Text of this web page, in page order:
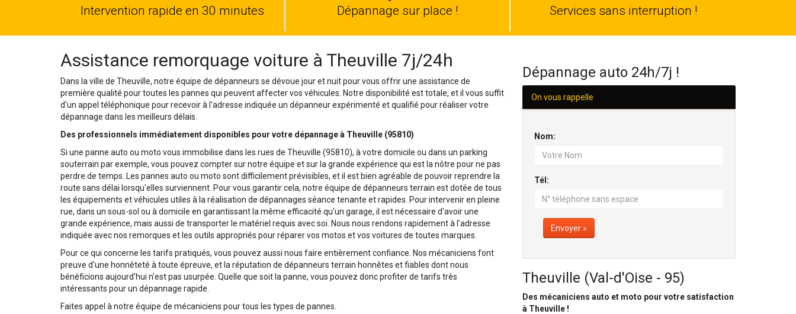
Intervention rapide en 30 minutes
auto
Dépannage sur place !
24
H/24
Services sans interruption !
Assistance remorquage voiture à Theuville 7j/24h
Dans la ville de Theuville, notre équipe de dépanneurs se dévoue jour et nuit pour vous offrir une assistance de
première qualité pour toutes les pannes qui peuvent affecter vos véhicules. Notre disponibilité est totale, et il vous suffit
d'un appel téléphonique pour recevoir à l'adresse indiquée un dépanneur expérimenté et qualifié pour réaliser votre
dépannage dans les meilleurs délais.
Des professionnels immédiatement disponibles pour votre dépannage à Theuville (95810)
Si une panne auto ou moto vous immobilise dans les rues de Theuville (95810), à votre domicile ou dans un parking
souterrain par exemple, vous pouvez compter sur notre équipe et sur la grande expérience qui est la nôtre pour ne pas
perdre de temps. Les pannes auto ou moto sont difficilement prévisibles, et il est bien agréable de pouvoir reprendre la
route sans délai lorsqu'elles surviennent. Pour vous garantir cela, notre équipe de dépanneurs terrain est dotée de tous
les équipements et véhicules utiles à la réalisation de dépannages séance tenante et rapides. Pour intervenir en pleine
rue, dans un sous-sol ou à domicile en garantissant la même efficacité qu'un garage, il est nécessaire d'avoir une
grande expérience, mais aussi de transporter le matériel requis avec soi. Nous nous rendons rapidement à l'adresse
indiquée avec nos remorques et les outils appropriés pour réparer vos motos et vos voitures de toutes marques.
Pour ce qui concerne les tarifs pratiqués, vous pouvez aussi nous faire entièrement confiance. Nos mécaniciens font
preuve d'une honnêteté à toute épreuve, et la réputation de dépanneurs terrain honnêtes et fiables dont nous
bénéficions aujourd'hui n'est pas usurpée. Quelle que soit la panne, vous pouvez donc profiter de tarifs très
intéressants pour un dépannage rapide.
Faites appel à notre équipe de mécaniciens pour tous les types de pannes.
Dépannage auto 24h/7j !
On vous rappelle
Nom:
Tél:
Envoyer »
Theuville (Val-d'Oise - 95)
Des mécaniciens auto et moto pour votre satisfaction
à Theuville !